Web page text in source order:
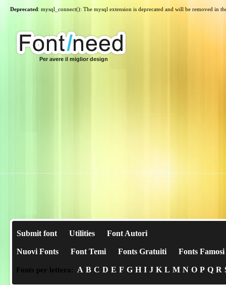
Deprecated: mysql_connect(): The mysql extension is deprecated and will be removed in
Per avere il miglior design
Submit font Utilities Font Autori
Nuovi Fonts Font Temi Fonts Gratuiti Fonts Famosi
Fonts per lettera: A B C D E F G H I J K L M N O P Q R